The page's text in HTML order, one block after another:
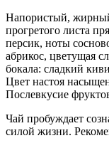
Напористый,
прогретого листа
персик, ноты
абрикос, цветущая
бокала: сладкий
Цвет настоя
Послевкусие
Чай пробуждает
силой жизни.